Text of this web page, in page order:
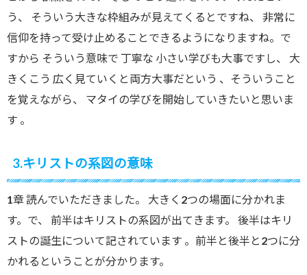
う、 そういう大きな枠組みが見えてくるとですね、 非常に
信仰を持って受け止めることできるようになりますね。で
すから そういう意味で 丁寧な 小さい学びも大事ですし、 大
きくこう 広く見ていくと両方大事だという 、そういうこと
を覚えながら、 マタイの学びを開始していきたいと思いま
す 。
3.キリストの系図の意味
1章 読んでいただきました。 大きく2つの場面に分かれま
す。で、 前半はキリストの系図が出てきます。 後半はキリ
ストの誕生について記されています 。前半と後半と2つに分
かれるということが分かります。